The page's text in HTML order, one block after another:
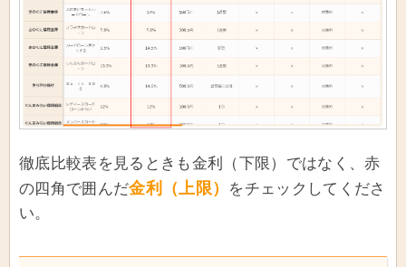
徹底比較表を見るときも金利（下限）ではなく、赤
の四角で囲んだ金利（上限）
をチェックしてくださ
い。